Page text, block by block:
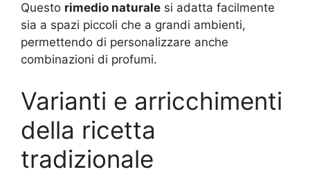
Questo rimedio naturale si adatta facilmente
sia a spazi piccoli che a grandi ambienti,
permettendo di personalizzare anche
combinazioni di profumi.
Varianti e arricchimenti
della ricetta
tradizionale